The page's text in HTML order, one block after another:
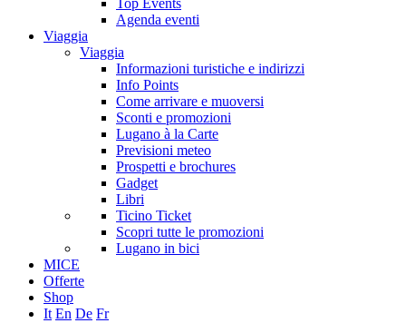
Top Events
Agenda eventi
Viaggia
Viaggia
Informazioni turistiche e indirizzi
Info Points
Come arrivare e muoversi
Sconti e promozioni
Lugano à la Carte
Previsioni meteo
Prospetti e brochures
Gadget
Libri
Ticino Ticket
Scopri tutte le promozioni
Lugano in bici
MICE
Offerte
Shop
It En De Fr